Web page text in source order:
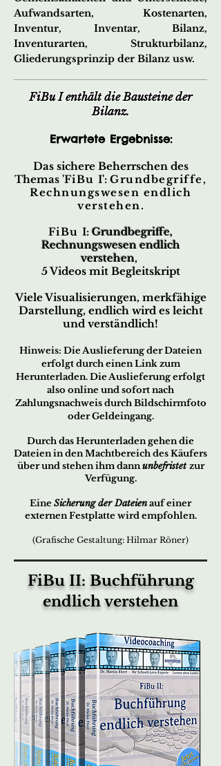
Aufwandsarten, Kostenarten,
Inventur, Inventar, Bilanz,
Inventurarten, Strukturbilanz,
Gliederungsprinzip der Bilanz usw.
FiBu I enthält die Bausteine der
Bilanz.
Erwartete Ergebnisse:
Das sichere Beherrschen des
Themas 'FiBuI':Grundbegriffe,
Rechnungswesen endlich
verstehen.
FiBuI:Grundbegriffe,
Rechnungswesen endlich
verstehen,
5 Videos mit Begleitskript
Viele Visualisierungen, merkfähige
Darstellung, endlich wird es leicht
und verständlich!
Hinweis: Die Auslieferung derDateien
erfolgt durch einen Link zum
Herunterladen. Die Auslieferung erfolgt
also online und sofort nach
Zahlungsnachweis durch Bildschirmfoto
oder Geldeingang.
Durch das Herunterladen gehen die
Dateien in den Machtbereich des Käufers
über und stehen ihm dannunbefristetzur
Verfügung.
Eine Sicherung der Dateienauf einer
externen Festplatte wird empfohlen.
(Grafische Gestaltung: Hilmar Röner)
FiBu II: Buchführung
endlich verstehen